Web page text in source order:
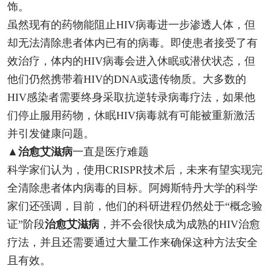
饰。
虽然现有的药物能阻止HIV病毒进一步渗透人体，但
却无法清除患者体内已有的病毒。即使患者接受了有
效治疗，体内的HIV病毒会进入休眠或潜伏状态，但
他们仍然携带着HIV的DNA或遗传物质。大多数的
HIV感染者需要终身采取抗逆转录病毒疗法，如果他
们停止服用药物，休眠HIV病毒就有可能被重新激活
并引发健康问题。
▲ 治愈艾滋病一直是医疗难题
科学家们认为，使用CRISPR技术后，未来有望实现完
全清除患者体内病毒的目标。阿姆斯特丹大学的科学
家们还强调，目前，他们的科研进程仍然处于“概念验
证”阶段治愈艾滋病 ，并不会很快成为成熟的HIV治愈
疗法，并且还需要通过大量工作来确保这种方法安全
且有效。